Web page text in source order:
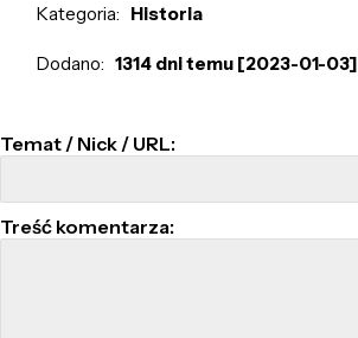
Kategoria: Historia
Dodano: 1314 dni temu [2023-01-03]
Temat / Nick / URL:
Treść komentarza: